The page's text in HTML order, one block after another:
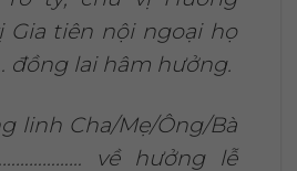
Gia tiên nội ngoại họ
đồng lai hâm hưởng.
linh Cha/Mẹ/Ông/Bà
về hưởng lễ